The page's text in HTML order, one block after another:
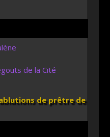
de la Cité
de prêtre de